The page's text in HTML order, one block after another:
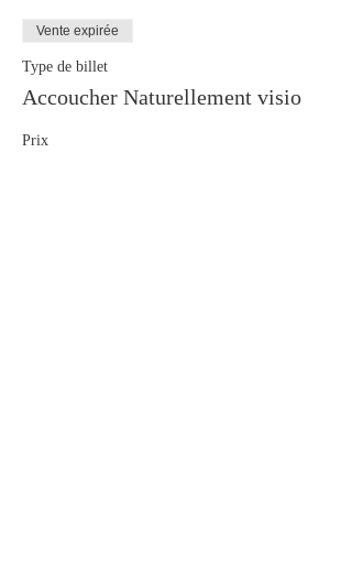
Vente expirée
Type de billet
Accoucher Naturellement visio
Prix